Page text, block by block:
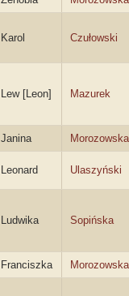
Karol Czułowski
Lew [Leon] Mazurek
Janina Morozowska
Leonard Ulaszyński
Ludwika Sopińska
Franciszka Morozowska